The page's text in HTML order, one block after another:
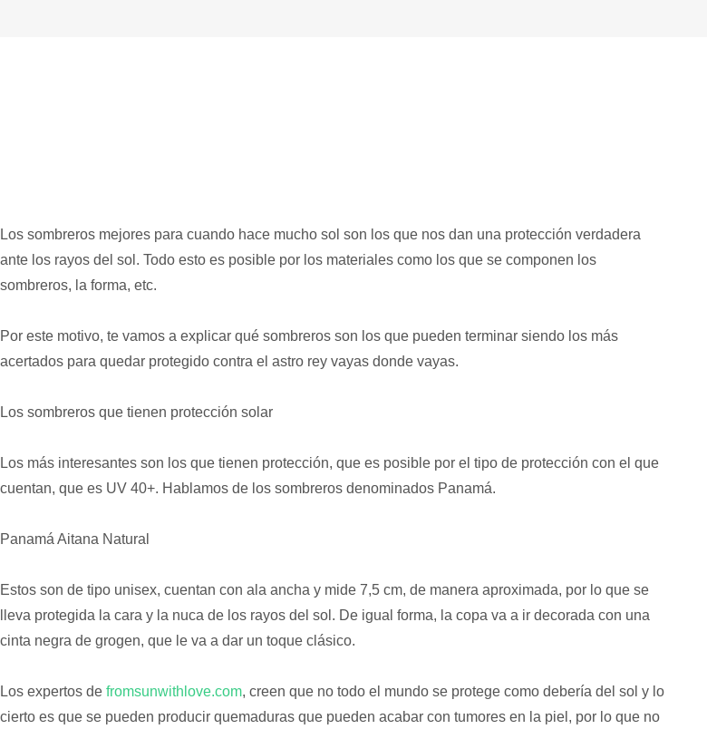
Los sombreros mejores para cuando hace mucho sol son los que nos dan una protección verdadera
ante los rayos del sol. Todo esto es posible por los materiales como los que se componen los
sombreros, la forma, etc.
Por este motivo, te vamos a explicar qué sombreros son los que pueden terminar siendo los más
acertados para quedar protegido contra el astro rey vayas donde vayas.
Los sombreros que tienen protección solar
Los más interesantes son los que tienen protección, que es posible por el tipo de protección con el que
cuentan, que es UV 40+. Hablamos de los sombreros denominados Panamá.
Panamá Aitana Natural
Estos son de tipo unisex, cuentan con ala ancha y mide 7,5 cm, de manera aproximada, por lo que se
lleva protegida la cara y la nuca de los rayos del sol. De igual forma, la copa va a ir decorada con una
cinta negra de grogen, que le va a dar un toque clásico.
Los expertos de fromsunwithlove.com, creen que no todo el mundo se protege como debería del sol y lo
cierto es que se pueden producir quemaduras que pueden acabar con tumores en la piel, por lo que no